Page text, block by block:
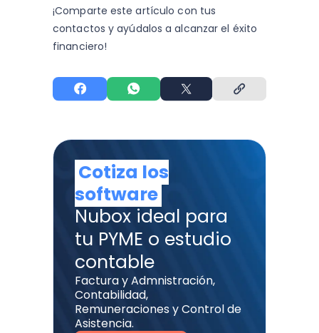
¡Comparte este artículo con tus
contactos y ayúdalos a alcanzar el éxito
financiero!
Cotiza los
software
Nubox ideal para
tu PYME o estudio
contable
Factura y Admnistración,
Contabilidad,
Remuneraciones y Control de
Asistencia.